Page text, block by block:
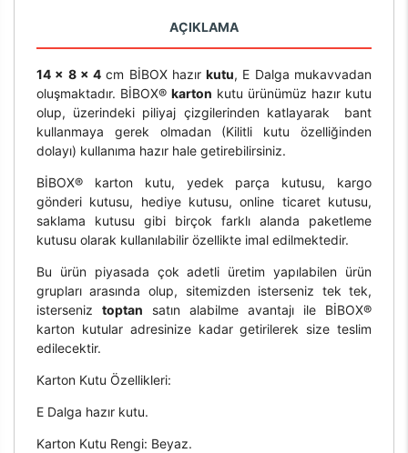
AÇIKLAMA
14 x 8 x 4 cm BİBOX hazırkutu, E Dalga mukavvadan
oluşmaktadır. BİBOX® karton kutu ürünümüz hazır kutu
olup, üzerindeki piliyaj çizgilerinden katlayarak bant
kullanmaya gerek olmadan (Kilitli kutu özelliğinden
dolayı) kullanıma hazır hale getirebilirsiniz.
BİBOX® karton kutu, yedek parça kutusu, kargo
gönderi kutusu, hediye kutusu, online ticaret kutusu,
saklama kutusu gibi birçok farklı alanda paketleme
kutusu olarak kullanılabilir özellikte imal edilmektedir.
Bu ürün piyasada çok adetli üretim yapılabilen ürün
grupları arasında olup, sitemizden isterseniz tek tek,
isterseniz toptan satın alabilme avantajı ile BİBOX®
karton kutular adresinize kadar getirilerek size teslim
edilecektir.
Karton Kutu Özellikleri:
E Dalga hazır kutu.
Karton Kutu Rengi: Beyaz.